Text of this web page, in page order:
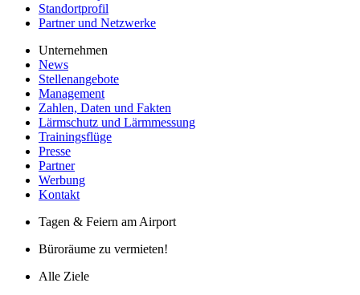
Standortprofil
Partner und Netzwerke
Unternehmen
News
Stellenangebote
Management
Zahlen, Daten und Fakten
Lärmschutz und Lärmmessung
Trainingsflüge
Presse
Partner
Werbung
Kontakt
Tagen & Feiern am Airport
Büroräume zu vermieten!
Alle Ziele